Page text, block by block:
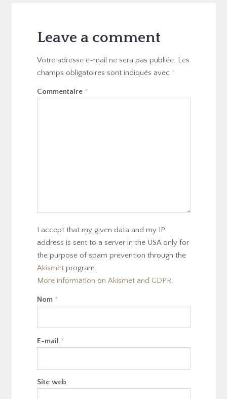
Leave a comment
Votre adresse e-mail ne sera pas publiée. Les
champs obligatoires sont indiqués avec *
Commentaire *
I accept that my given data and my IP
address is sent to a server in the USA only for
the purpose of spam prevention through the
Akismetprogram.
More information on Akismet and GDPR.
Nom *
E-mail *
Site web